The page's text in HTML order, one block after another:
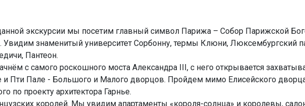
экскурсии мы посетим главный символ Парижа – Собор Парижской
знаменитый университет Сорбонну, термы Клюни, Люксембургский
Пантеон.
с самого роскошного моста Александра III, с него открывается
Пти Пале - Большого и Малого дворцов. Пройдем мимо Елисейского
по проекту архитектора Гарнье.
королей. Мы увидим апартаменты «короля-солнца» и королевы,